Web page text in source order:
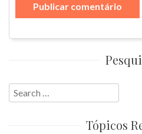
Search
for:
Tópicos